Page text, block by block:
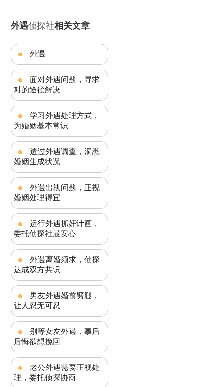
外遇侦探社相关文章
外遇
面对外遇问题，寻求
对的途径解决
学习外遇处理方式，
为婚姻基本常识
透过外遇调查，洞悉
婚姻生成状况
外遇出轨问题，正视
婚姻处理得宜
运行外遇抓奸计画，
委托侦探社最安心
外遇离婚须求，侦探
达成双方共识
男友外遇婚前劈腿，
让人忍无可忍
别等女友外遇，事后
后悔欲想挽回
老公外遇需要正视处
理，委托侦探协商